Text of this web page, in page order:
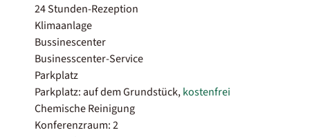
24 Stunden-Rezeption
Klimaanlage
Bussinescenter
Businesscenter-Service
Parkplatz
Parkplatz: auf dem Grundstück,kostenfrei
Chemische Reinigung
Konferenzraum: 2